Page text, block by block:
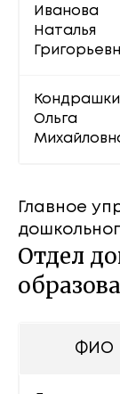
Иванова
Наталья
Ольга
Главное
Отдел
ФИО